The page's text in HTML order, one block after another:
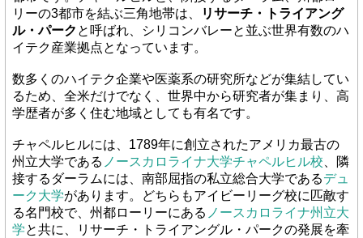
リーの3都市を結ぶ三角地帯は、
リサーチ・トライアング
ル・パーク と呼ばれ、シリコンバレーと並ぶ世界有数のハ
イテク産業拠点となっています。
数多くのハイテク企業や医薬系の研究所などが集結してい
るため、全米だけでなく、世界中から研究者が集まり、高
学歴者が多く住む地域としても有名です。
チャペルヒルには、1789年に創立されたアメリカ最古の
州立大学である ノースカロライナ大学チャペルヒル校 、隣
接するダーラムには、南部屈指の私立総合大学であるデュ
ーク大学があります。どちらもアイビーリーグ校に匹敵す
る名門校で、州都ローリーにある ノースカロライナ州立大
学と共に、リサーチ・トライアングル・パークの発展を牽